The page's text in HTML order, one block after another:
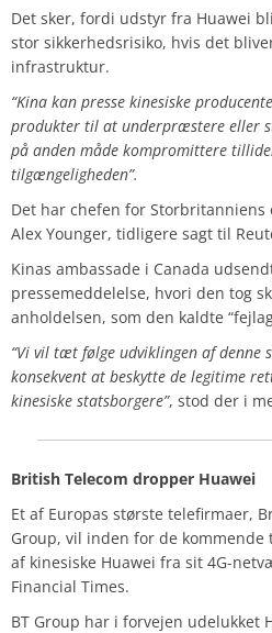
Det sker, fordi udstyr fra Huawei
stor sikkerhedsrisiko, hvis det
infrastruktur.
“Kina kan presse kinesiske
produkter til at underpræstere eller
på anden måde kompromittere
tilgængeligheden”.
Det har chefen for
Alex Younger, tidligere sagt til
Kinas ambassade i Canada
pressemeddelelse, hvori den tog
anholdelsen, som den kaldte
“Vi vil tæt følge udviklingen af denne
konsekvent at beskytte de legitime
kinesiske statsborgere”, stod der i
British Telecom dropper Huawei
Et af Europas største telefirmaer,
Group, vil inden for de
af kinesiske Huawei fra sit 4G-
Financial Times.
BT Group har i forvejen udelukket